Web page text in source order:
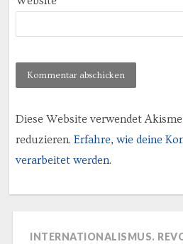
Diese Website verwendet
reduzieren. Erfahre, wie deine
verarbeitet werden.
INTERNATIONALISMUS.